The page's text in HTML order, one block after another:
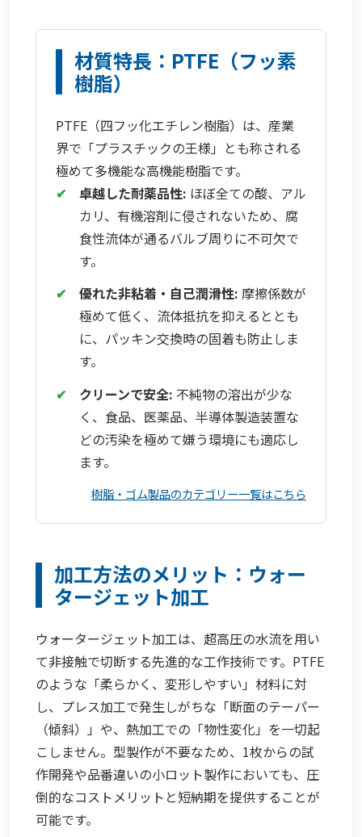
材質特長：PTFE（フッ素
樹脂）
PTFE（四フッ化エチレン樹脂）は、産業
界で「プラスチックの王様」とも称される
極めて多機能な高機能樹脂です。
✔
卓越した耐薬品性: ほぼ全ての酸、アル
カリ、有機溶剤に侵されないため、腐
食性流体が通るバルブ周りに不可欠で
す。
✔
優れた非粘着・自己潤滑性: 摩擦係数が
極めて低く、流体抵抗を抑えるととも
に、パッキン交換時の固着も防止しま
す。
✔
クリーンで安全: 不純物の溶出が少な
く、食品、医薬品、半導体製造装置な
どの汚染を極めて嫌う環境にも適応し
ます。
樹脂・ゴム製品のカテゴリー一覧はこちら
加工方法のメリット：ウォー
タージェット加工
ウォータージェット加工は、超高圧の水流を用い
て非接触で切断する先進的な工作技術です。PTFE
のような「柔らかく、変形しやすい」材料に対
し、プレス加工で発生しがちな「断面のテーパー
（傾斜）」や、熱加工での「物性変化」を一切起
こしません。型製作が不要なため、1枚からの試
作開発や品番違いの小ロット製作においても、圧
倒的なコストメリットと短納期を提供することが
可能です。